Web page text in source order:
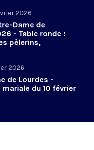
2026
Dame de
- Table ronde :
pèlerins,
2026
de Lourdes -
du 10 février